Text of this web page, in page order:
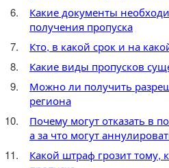
Какие документы
получения пропуска
Кто, в какой срок и на
Какие виды пропусков
Можно ли получить
региона
Почему могут отказать в
а за что могут
Какой штраф грозит тому,